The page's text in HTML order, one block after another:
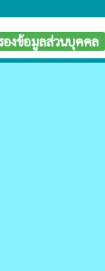
องข้อมูลส่วนบุคคล